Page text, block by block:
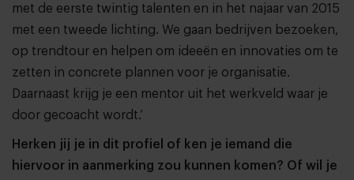
met de eerste twintig talenten en in het najaar van 2015
met een tweede lichting. We gaan bedrijven bezoeken,
op trendtour en helpen om ideeën en innovaties om te
zetten in concrete plannen voor je organisatie.
Daarnaast krijg je een mentor uit het werkveld waar je
door gecoacht wordt.’
Herken jij je in dit profiel of ken je iemand die
hiervoor in aanmerking zou kunnen komen? Of wil je